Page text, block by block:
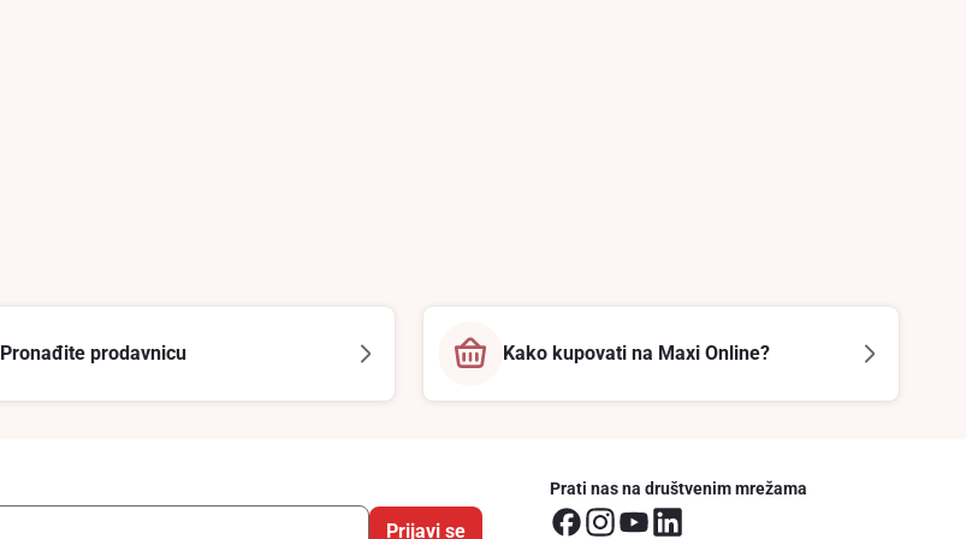
Pronađite prodavnicu Kako kupovati na Maxi Online?
Prijavi se
Prati nas na društvenim mrežama